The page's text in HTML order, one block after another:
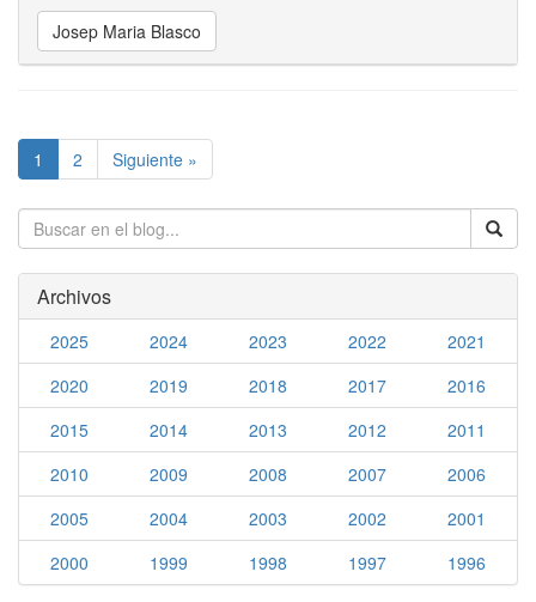
Josep Maria Blasco
1 2 Siguiente »
Archivos
2025 2024 2023 2022
2021
2020
2019 2018 2017
2016
2015
2014 2013 2012
2011
2010
2009 2008 2007
2006
2005
2004 2003 2002
2001
2000
1999 1998 1997 1996